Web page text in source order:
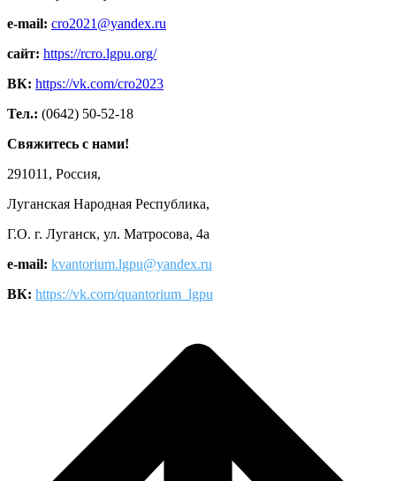
e-mail: cro2021@yandex.ru
сайт: https://rcro.lgpu.org/
ВК: https://vk.com/cro2023
Тел.: (0642) 50-52-18
Свяжитесь с нами!
291011, Россия,
Луганская Народная Республика,
Г.О. г. Луганск, ул. Матросова, 4а
e-mail: kvantorium.lgpu@yandex.ru
ВК: https://vk.com/quantorium_lgpu